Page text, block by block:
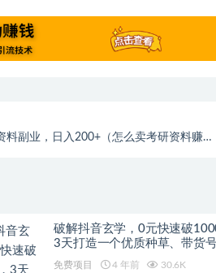
料副业，日入200+（怎么卖考研资料赚
破解抖音玄学，0元快速破
3天打造一个优质种草、带货号
免费项目 4 年前 30.6K